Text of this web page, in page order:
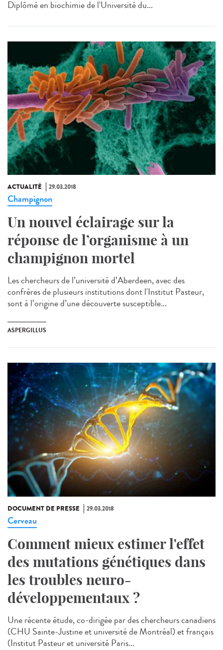
Diplômé en biochimie de l'Université du...
ACTUALITÉ 29.03.2018
Champignon
Un nouvel éclairage sur la
réponse de l’organisme à un
champignon mortel
Les chercheurs de l’université d’Aberdeen, avec des
confrères de plusieurs institutions dont l'Institut Pasteur,
sont à l’origine d’une découverte susceptible...
ASPERGILLUS
DOCUMENT DE PRESSE 29.03.2018
Cerveau
Comment mieux estimer l'effet
des mutations génétiques dans
les troubles neuro-
développementaux ?
Une récente étude, co-dirigée par des chercheurs canadiens
(CHU Sainte-Justine et université de Montréal) et français
(Institut Pasteur et université Paris...